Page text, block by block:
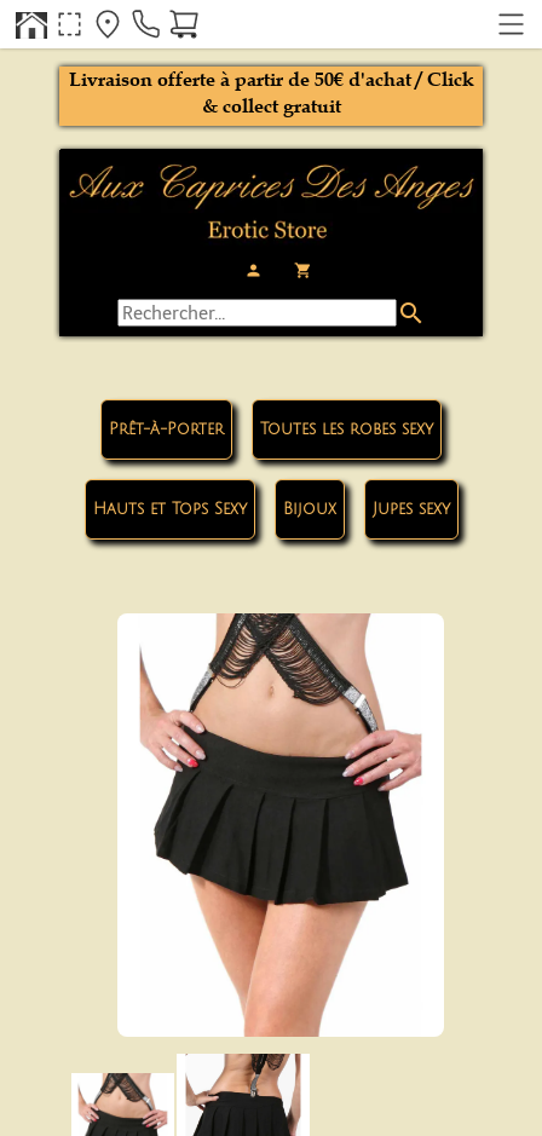
person local_grocery_store
Livraison offerte à partir de 50€ d'achat / Click
& collect gratuit
search
Prêt-à-Porter Toutes les robes sexy
Hauts et Tops Sexy Bijoux Jupes sexy